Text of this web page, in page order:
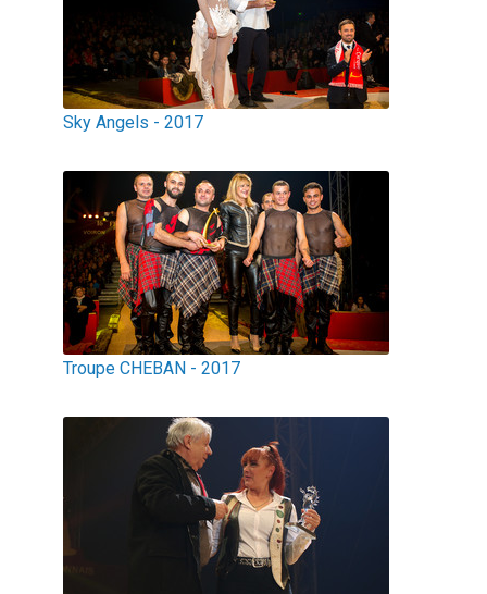
Sky Angels - 2017
Troupe CHEBAN - 2017